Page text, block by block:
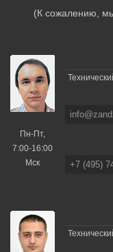
(К сожалению,
Пн-Пт,
7:00-16:00
Мск
+7 (495)